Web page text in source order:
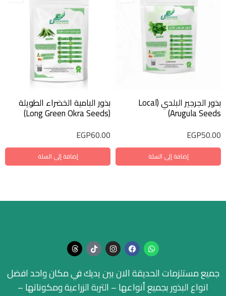
بذور الجرجير البلدي (Local
Arugula Seeds)
EGP50.00
إضافة إلى السلة
بذور البامية الخضراء الطويلة
(Long Green Okra Seeds)
EGP60.00
إضافة إلى السلة
جميع مستلزمات الحديقة الان بين يديك في مكان واحد افضل
انواع البذور بجميع أنواعها – التربة الزراعية ومكوناتها –